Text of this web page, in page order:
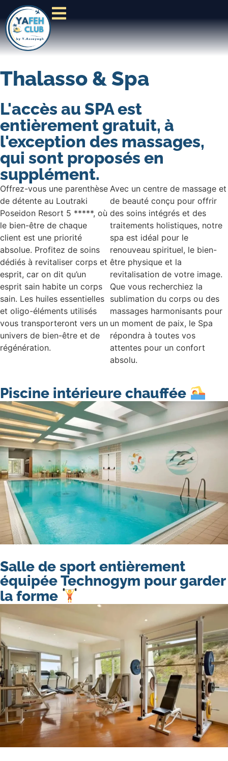
Thalasso & Spa
L'accès au SPA est
entièrement gratuit, à
l'exception des massages,
qui sont proposés en
supplément.
Offrez-vous une parenthèse
de détente au Loutraki
Poseidon Resort 5 *****, où
le bien-être de chaque
client est une priorité
absolue. Profitez de soins
dédiés à revitaliser corps et
esprit, car on dit qu’un
esprit sain habite un corps
sain. Les huiles essentielles
et oligo-éléments utilisés
vous transporteront vers un
univers de bien-être et de
régénération.
Avec un centre de massage et
de beauté conçu pour offrir
des soins intégrés et des
traitements holistiques, notre
spa est idéal pour le
renouveau spirituel, le bien-
être physique et la
revitalisation de votre image.
Que vous recherchiez la
sublimation du corps ou des
massages harmonisants pour
un moment de paix, le Spa
répondra à toutes vos
attentes pour un confort
absolu.
Piscine intérieure chauffée
Salle de sport entièrement
équipée Technogym pour garder
la forme